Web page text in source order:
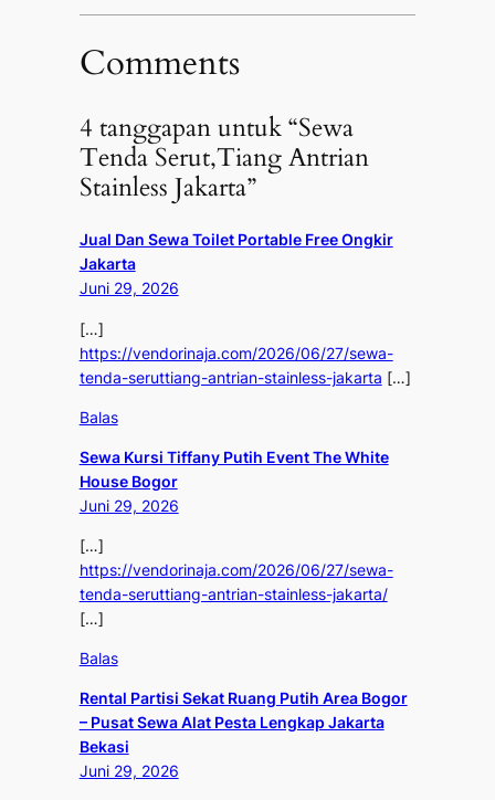
Comments
4 tanggapan untuk “Sewa
Tenda Serut,Tiang Antrian
Stainless Jakarta”
Jual Dan Sewa Toilet Portable Free Ongkir
Jakarta
Juni 29, 2026
[…]
https://vendorinaja.com/2026/06/27/sewa-
tenda-seruttiang-antrian-stainless-jakarta […]
Balas
Sewa Kursi Tiffany Putih Event The White
House Bogor
Juni 29, 2026
[…]
https://vendorinaja.com/2026/06/27/sewa-
tenda-seruttiang-antrian-stainless-jakarta/
[…]
Balas
Rental Partisi Sekat Ruang Putih Area Bogor
– Pusat Sewa Alat Pesta Lengkap Jakarta
Bekasi
Juni 29, 2026